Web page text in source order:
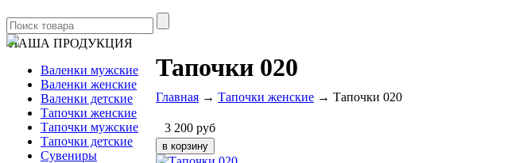
НАША ПРОДУКЦИЯ
Валенки мужские
Валенки женские
Валенки детские
Тапочки женские
Тапочки мужские
Тапочки детские
Сувениры
Тапочки 020
Главная → Тапочки женские → Тапочки 020
3 200 руб